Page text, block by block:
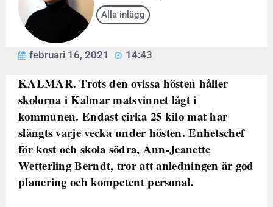
Alla inlägg
februari 16, 2021 14:43
KALMAR. Trots den ovissa hösten håller
skolorna i Kalmar matsvinnet lågt i
kommunen. Endast cirka 25 kilo mat har
slängts varje vecka under hösten. Enhetschef
för kost och skola södra, Ann-Jeanette
Wetterling Berndt, tror att anledningen är god
planering och kompetent personal.